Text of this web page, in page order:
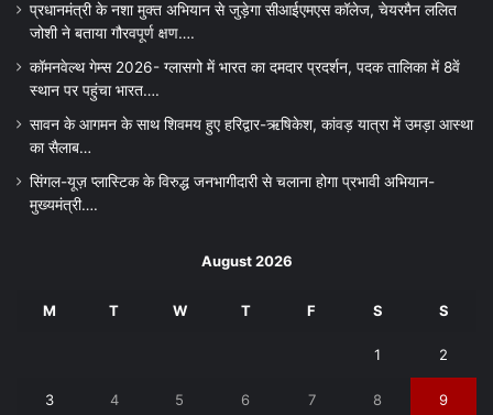
प्रधानमंत्री के नशा मुक्त अभियान से जुड़ेगा सीआईएमएस कॉलेज, चेयरमैन ललित
जोशी ने बताया गौरवपूर्ण क्षण….
कॉमनवेल्थ गेम्स 2026- ग्लासगो में भारत का दमदार प्रदर्शन, पदक तालिका में 8वें
स्थान पर पहुंचा भारत….
सावन के आगमन के साथ शिवमय हुए हरिद्वार-ऋषिकेश, कांवड़ यात्रा में उमड़ा आस्था
का सैलाब…
सिंगल-यूज़ प्लास्टिक के विरुद्ध जनभागीदारी से चलाना होगा प्रभावी अभियान-
मुख्यमंत्री….
August 2026
M T W T F S S
1 2
3 4 5 6 7 8 9